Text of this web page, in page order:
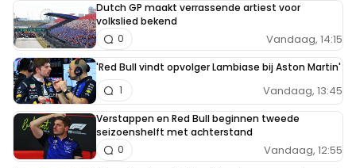
Meepraten? Dat kan! Je hoeft je alleen maar aan te
melden met een RN365-account.
INLOGGEN
Dutch GP maakt verrassende artiest voor
volkslied bekend
Vandaag, 14:15
0
'Red Bull vindt opvolger Lambiase bij Aston Martin'
Vandaag, 13:45
1
Verstappen en Red Bull beginnen tweede
seizoenshelft met achterstand
Vandaag, 12:55
0